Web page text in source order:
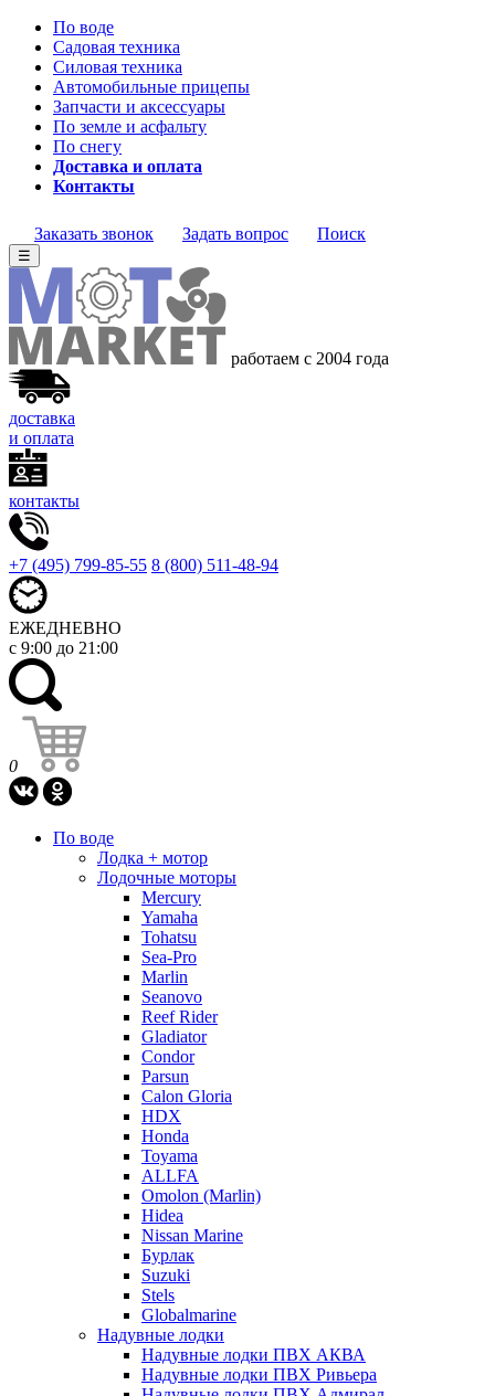
По воде
Садовая техника
Силовая техника
Автомобильные прицепы
Запчасти и аксессуары
По земле и асфальту
По снегу
Доставка и оплата
Контакты
Заказать звонок Задать вопрос Поиск
☰
работаем с 2004 года
доставка
и оплата
контакты
+7 (495) 799-85-55 8 (800) 511-48-94
ЕЖЕДНЕВНО
с 9:00 до 21:00
0
По воде
Лодка + мотор
Лодочные моторы
Mercury
Yamaha
Tohatsu
Sea-Pro
Marlin
Seanovo
Reef Rider
Gladiator
Condor
Parsun
Calon Gloria
HDX
Honda
Toyama
ALLFA
Omolon (Marlin)
Hidea
Nissan Marine
Бурлак
Suzuki
Stels
Globalmarine
Надувные лодки
Надувные лодки ПВХ АКВА
Надувные лодки ПВХ Ривьера